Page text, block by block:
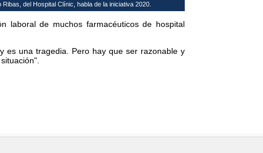
Ribas, del Hospital Clínic, habla de la iniciativa 2020.
laboral de muchos farmacéuticos de hospital
es una tragedia. Pero hay que ser razonable y